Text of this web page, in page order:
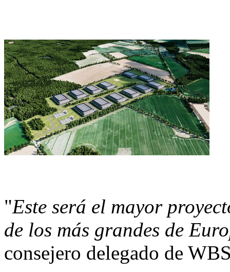
"Este será el mayor
de los más grandes de
consejero delegado de